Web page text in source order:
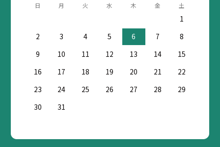
日 月 火 水 木 金 土
1
2
3 4 5 6 7
8
9
10 11 12 13 14
15
16
17 18 19 20 21
22
23
24 25 26 27 28
29
30
31